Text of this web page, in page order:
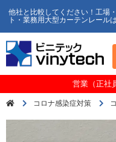
他社と比較してください！工場
ト・業務用大型カーテンレール
営業（正社
コロナ感染症対策